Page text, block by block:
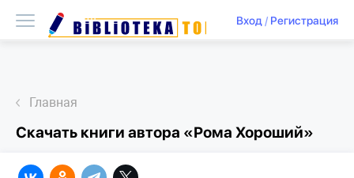
Вход/ Регистрация
Главная
Скачать книги автора «Рома Хороший»